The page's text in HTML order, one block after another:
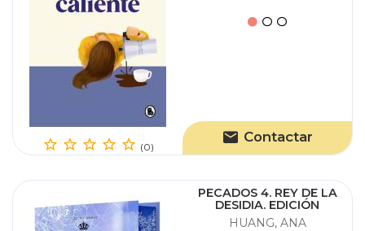
(0)
Contactar
PECADOS 4. REY DE LA
DESIDIA. EDICIÓN
ESPECIAL
HUANG, ANA